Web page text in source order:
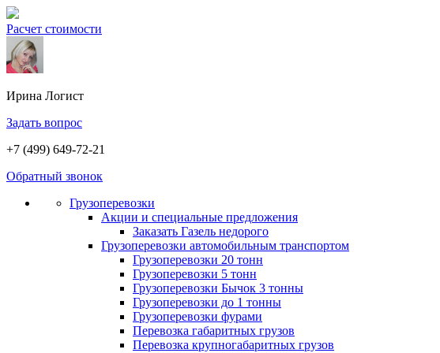
Расчет стоимости
Ирина Логист
Задать вопрос
+7 (499) 649-72-21
Обратный звонок
Грузоперевозки
Акции и специальные предложения
Заказать Газель недорого
Грузоперевозки автомобильным транспортом
Грузоперевозки 20 тонн
Грузоперевозки 5 тонн
Грузоперевозки Бычок 3 тонны
Грузоперевозки до 1 тонны
Грузоперевозки фурами
Перевозка габаритных грузов
Перевозка крупногабаритных грузов